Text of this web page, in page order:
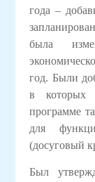
года –
была
год. Были
в которых
программе
для
(досуговый
Был